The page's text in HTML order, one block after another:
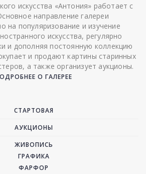
искусства «Антония» работает с
направление галереи
на популяризование и изучение
искусства, регулярно
и дополняя постоянную коллекцию
и продают картины старинных
а также организует аукционы.
О ГАЛЕРЕЕ
СТАРТОВАЯ
АУКЦИОНЫ
ЖИВОПИСЬ
ГРАФИКА
ФАРФОР